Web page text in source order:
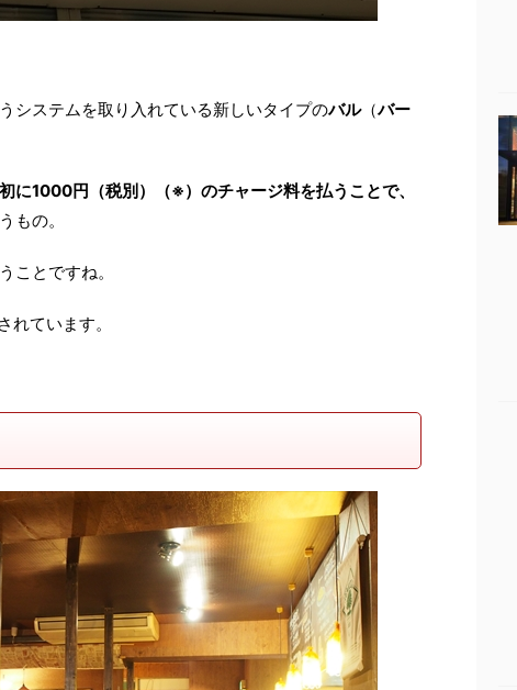
システムを取り入れている新しいタイプのバル（バー
に1000円（税別）（※）のチャージ料を払うことで、
もの。
ことですね。
ています。